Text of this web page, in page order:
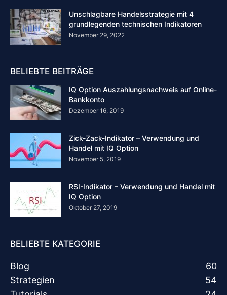
Unschlagbare Handelsstrategie mit 4
grundlegenden technischen Indikatoren
November 29, 2022
BELIEBTE BEITRÄGE
IQ Option Auszahlungsnachweis auf Online-
Bankkonto
Dezember 16, 2019
Zick-Zack-Indikator – Verwendung und
Handel mit IQ Option
November 5, 2019
RSI-Indikator – Verwendung und Handel mit
IQ Option
Oktober 27, 2019
BELIEBTE KATEGORIE
Blog
60
Strategien
54